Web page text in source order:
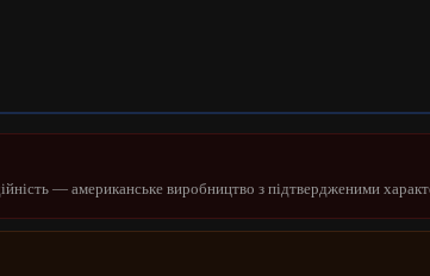
— американське виробництво з підтвердженими